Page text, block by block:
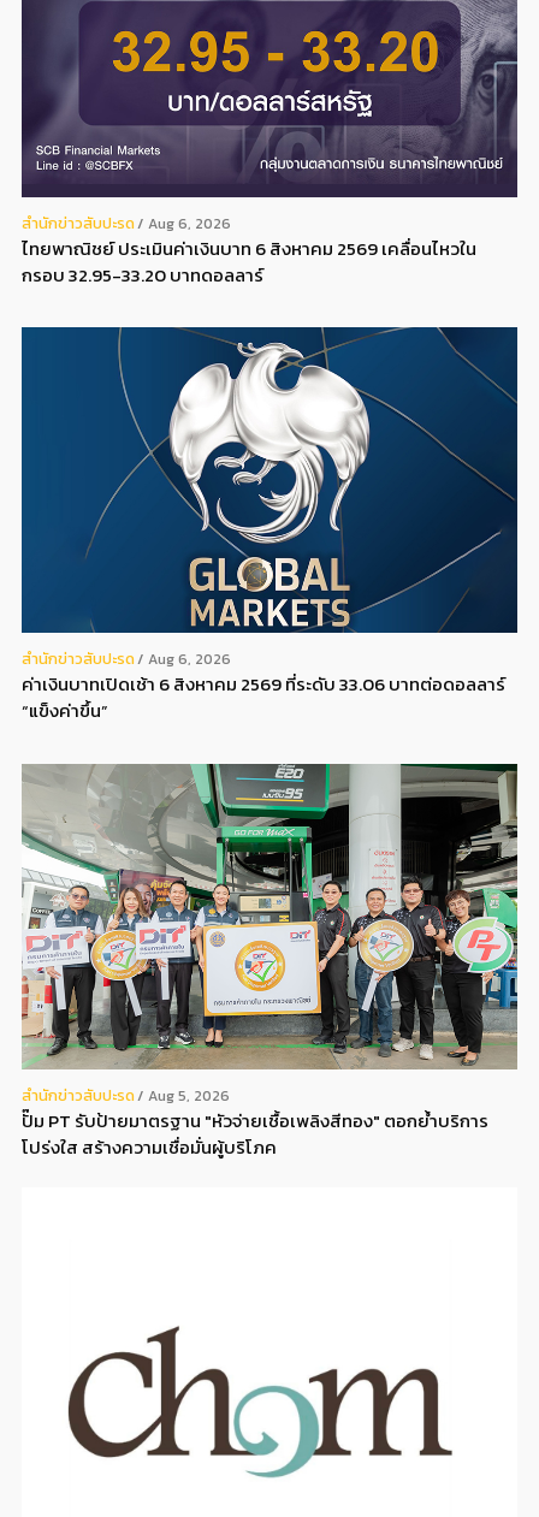
สํานักข่าวสับปะรด Aug 6, 2026
ไทยพาณิชย์ ประเมินค่าเงินบาท 6 สิงหาคม 2569 เคลื่อนไหวใน
กรอบ 32.95-33.20 บาทดอลลาร์
สํานักข่าวสับปะรด Aug 6, 2026
ค่าเงินบาทเปิดเช้า 6 สิงหาคม 2569 ที่ระดับ 33.06 บาทต่อดอลลาร์
“แข็งค่าขึ้น”
สํานักข่าวสับปะรด Aug 5, 2026
ปั๊ม PT รับป้ายมาตรฐาน "หัวจ่ายเชื้อเพลิงสีทอง" ตอกย้ำบริการ
โปร่งใส สร้างความเชื่อมั่นผู้บริโภค